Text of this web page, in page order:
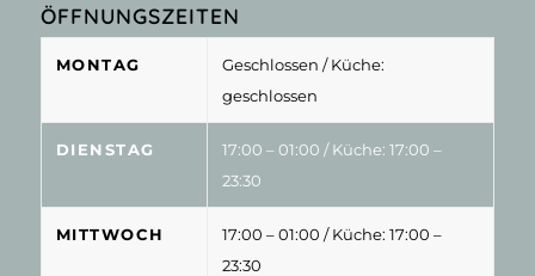
ÖFFNUNGSZEITEN
MONTAG Geschlossen / Küche:
geschlossen
DIENSTAG 17:00 – 01:00 / Küche: 17:00 –
23:30
MITTWOCH 17:00 – 01:00 / Küche: 17:00 –
23:30